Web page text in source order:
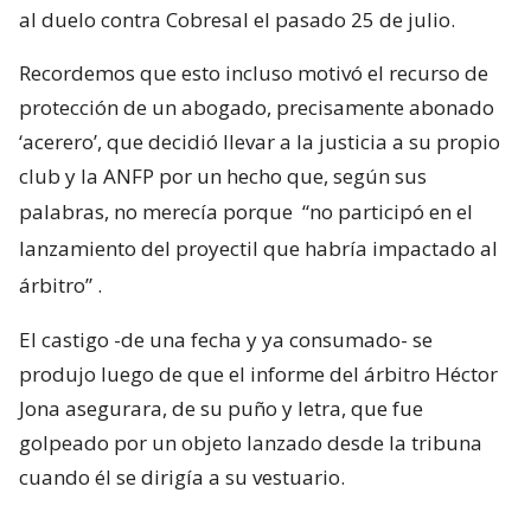
al duelo contra Cobresal el pasado 25 de julio.
Recordemos que esto incluso motivó el recurso de
protección de un abogado, precisamente abonado
‘acerero’, que decidió llevar a la justicia a su propio
club y la ANFP por un hecho que, según sus
palabras, no merecía porque “no participó en el
lanzamiento del proyectil que habría impactado al
árbitro” .
El castigo -de una fecha y ya consumado- se
produjo luego de que el informe del árbitro Héctor
Jona asegurara, de su puño y letra, que fue
golpeado por un objeto lanzado desde la tribuna
cuando él se dirigía a su vestuario.